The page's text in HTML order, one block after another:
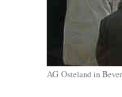
AG Osteland in